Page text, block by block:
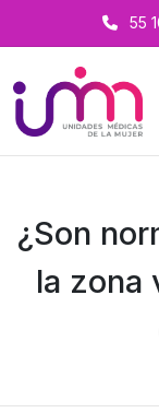
55
¿Son
la zona